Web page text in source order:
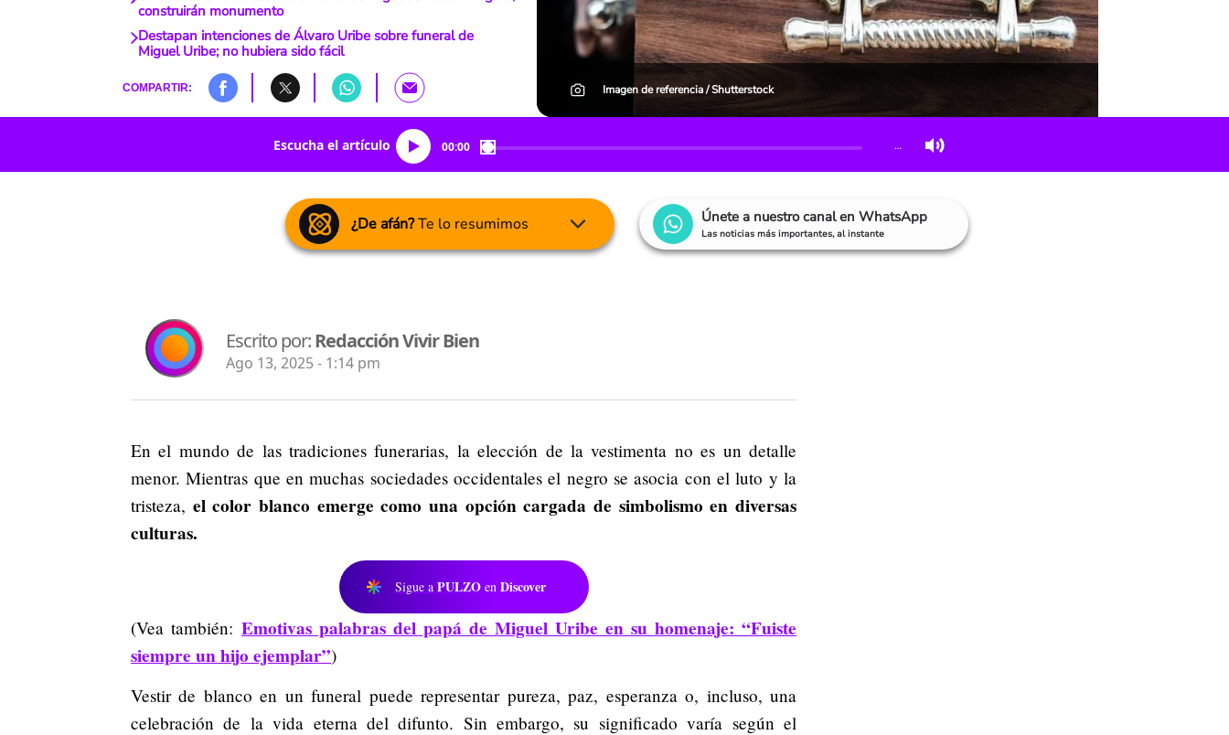
construirán monumento
Destapan intenciones de Álvaro Uribe sobre funeral de
Miguel Uribe; no hubiera sido fácil
COMPARTIR: Imagen de referencia / Shutterstock
Escucha el artículo 00:00 …
¿De afán?Te lo resumimos Únete a nuestro canal en WhatsApp
Las noticias más importantes, al instante
Escrito por:Redacción Vivir Bien
Ago 13, 2025 - 1:14 pm
En el mundo de las tradiciones funerarias, la elección de la vestimenta no es un detalle
menor. Mientras que en muchas sociedades occidentales el negro se asocia con el luto y la
tristeza, el color blanco emerge como una opción cargada de simbolismo en diversas
culturas.
Sigue a PULZO en Discover
(Vea también: Emotivas palabras del papá de Miguel Uribe en su homenaje: “Fuiste
siempre un hijo ejemplar”)
Vestir de blanco en un funeral puede representar pureza, paz, esperanza o, incluso, una
celebración de la vida eterna del difunto. Sin embargo, su significado varía según el